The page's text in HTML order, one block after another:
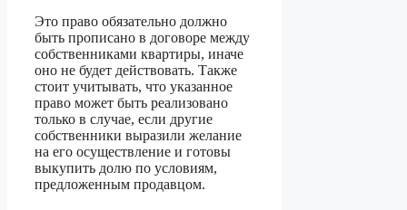
Это право обязательно должно
быть прописано в договоре между
собственниками квартиры, иначе
оно не будет действовать. Также
стоит учитывать, что указанное
право может быть реализовано
только в случае, если другие
собственники выразили желание
на его осуществление и готовы
выкупить долю по условиям,
предложенным продавцом.